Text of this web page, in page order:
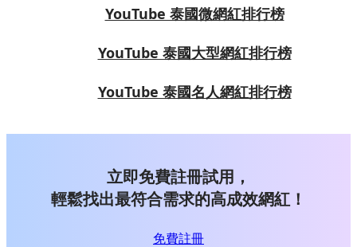
YouTube 泰國微網紅排行榜
YouTube 泰國大型網紅排行榜
YouTube 泰國名人網紅排行榜
立即免費註冊試用，
輕鬆找出最符合需求的高成效網紅！
免費註冊